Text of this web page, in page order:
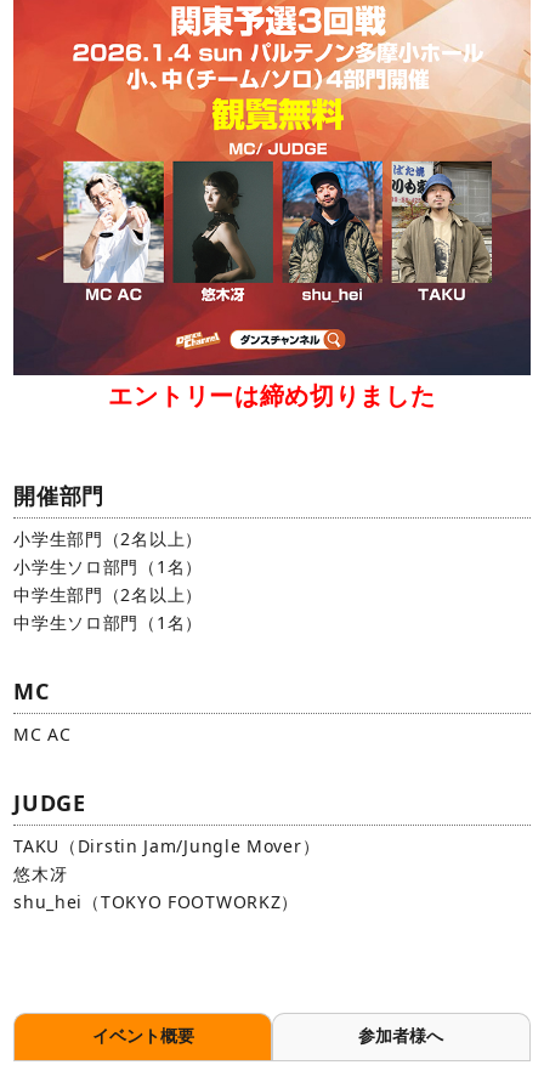
開催部門
小学生部門（2名以上）
小学生ソロ部門（1名）
中学生部門（2名以上）
中学生ソロ部門（1名）
MC
MC AC
JUDGE
TAKU（Dirstin Jam/Jungle Mover）
悠木冴
shu_hei（TOKYO FOOTWORKZ）
エントリーは締め切りました
イベント概要 参加者様へ